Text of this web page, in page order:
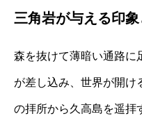
三角岩が与える印
森を抜けて薄暗い通路に
が差し込み、世界が開け
の拝所から久高島を遥拝